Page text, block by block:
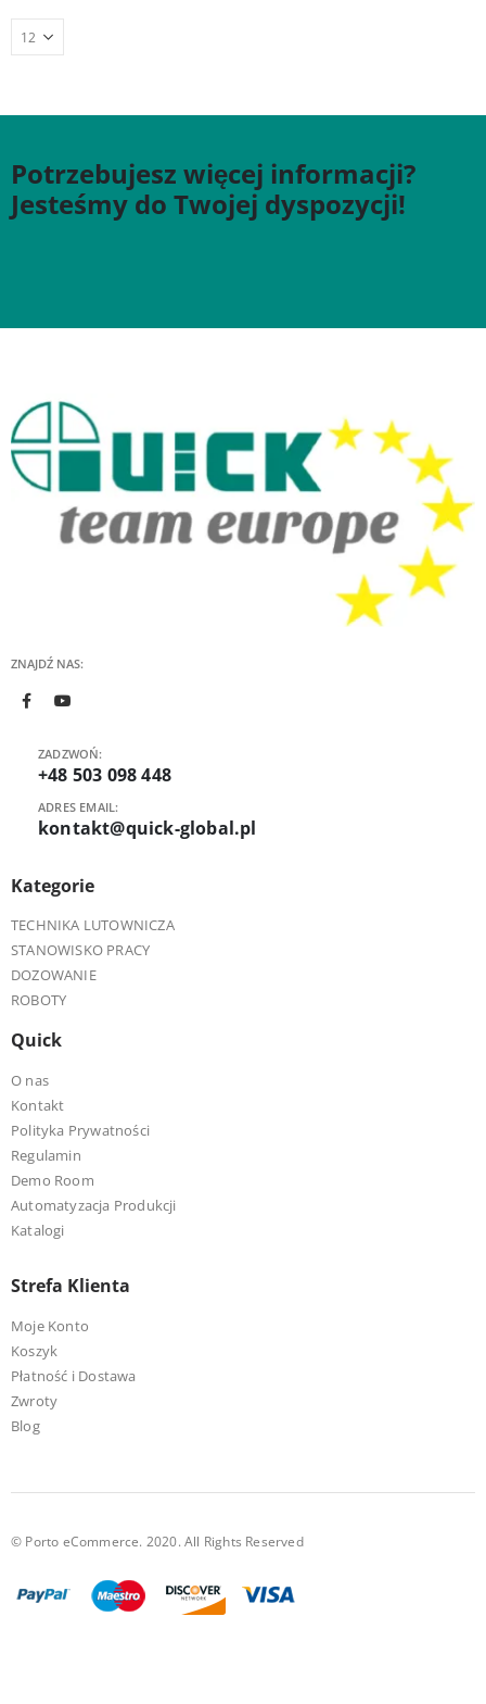
Potrzebujesz więcej informacji?
Jesteśmy do Twojej dyspozycji!
ZNAJDŹ NAS:
ZADZWOŃ:
+48 503 098 448
ADRES EMAIL:
kontakt@quick-global.pl
Kategorie
TECHNIKA LUTOWNICZA
STANOWISKO PRACY
DOZOWANIE
ROBOTY
Quick
O nas
Kontakt
Polityka Prywatności
Regulamin
Demo Room
Automatyzacja Produkcji
Katalogi
Strefa Klienta
Moje Konto
Koszyk
Płatność i Dostawa
Zwroty
Blog
© Porto eCommerce. 2020. All Rights Reserved